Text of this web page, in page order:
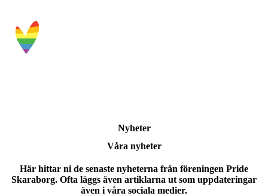
Nyheter
Våra nyheter
Här hittar ni de senaste nyheterna från föreningen Pride
Skaraborg. Ofta läggs även artiklarna ut som uppdateringar
även i våra sociala medier.